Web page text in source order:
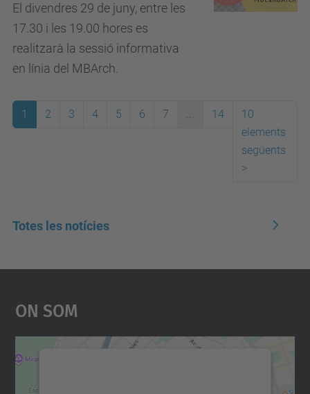
El divendres 29 de juny, entre les
17.30 i les 19.00 hores es
realitzarà la sessió informativa
en línia del MBArch.
1 2 3 4 5 6 7 ... 14
10
elements
següents
>
Totes les notícies
On Som